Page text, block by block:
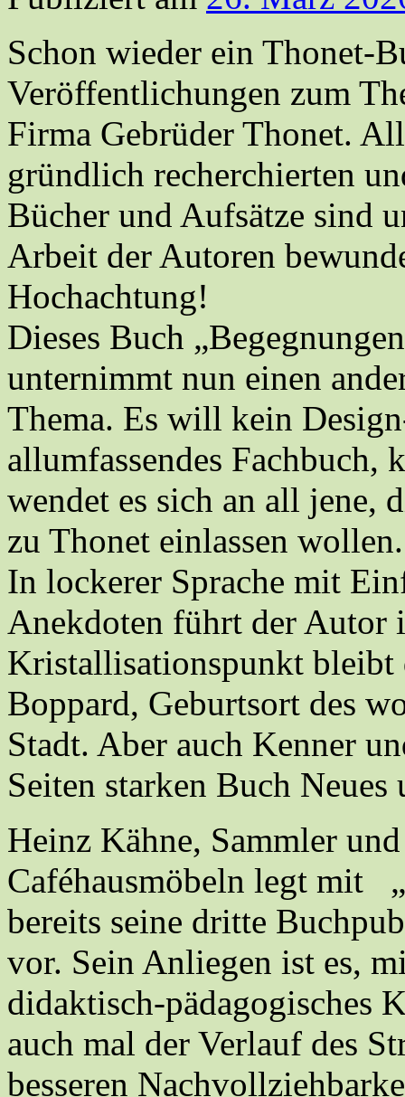
Schon wieder ein Thonet-
Veröffentlichungen zum
Firma Gebrüder Thonet.
gründlich recherchierten
Bücher und Aufsätze sind
Arbeit der Autoren
Hochachtung!
Dieses Buch
unternimmt nun einen
Thema. Es will kein
allumfassendes
wendet es sich an all jene,
zu Thonet einlassen wollen.
In lockerer Sprache mit
Anekdoten führt der Autor
Kristallisationspunkt bleibt
Boppard, Geburtsort des
Stadt. Aber auch Kenner
Seiten starken Buch Neues
Heinz Kähne, Sammler
Caféhausmöbeln legt mit
bereits seine dritte
vor. Sein Anliegen ist es,
didaktisch-pädagogisches
auch mal der Verlauf des
besseren